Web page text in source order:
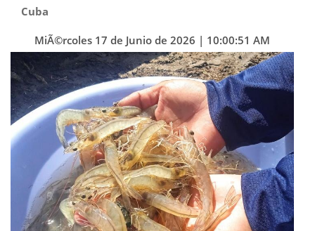
Cuba
MiÃ©rcoles 17 de Junio de 2026 | 10:00:51 AM